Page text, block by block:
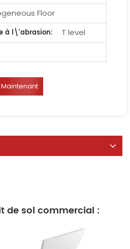
Floor
à l\'abrasion:
T level
de sol commercial :